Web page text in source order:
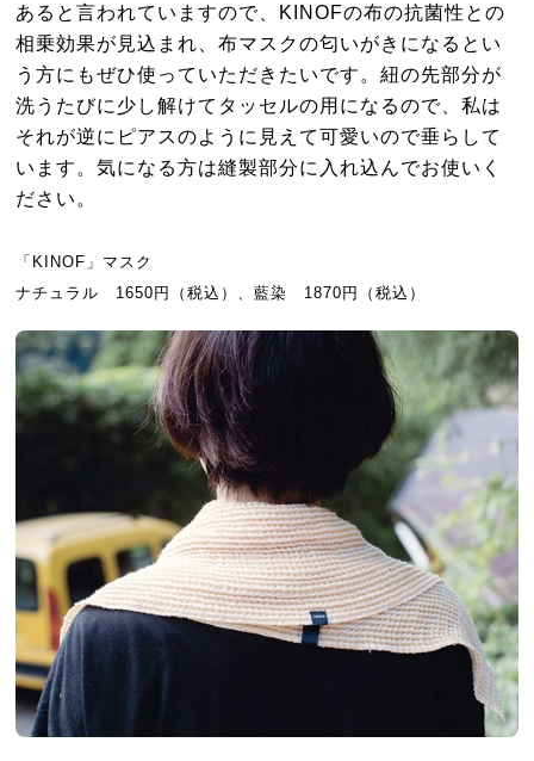
あると言われていますので、KINOFの布の抗菌性との
相乗効果が見込まれ、布マスクの匂いがきになるとい
う方にもぜひ使っていただきたいです。紐の先部分が
洗うたびに少し解けてタッセルの用になるので、私は
それが逆にピアスのように見えて可愛いので垂らして
います。気になる方は縫製部分に入れ込んでお使いく
ださい。
「KINOF」マスク
ナチュラル 1650円（税込）、藍染 1870円（税込）